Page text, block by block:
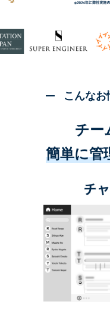
こんな
チー
簡単に管